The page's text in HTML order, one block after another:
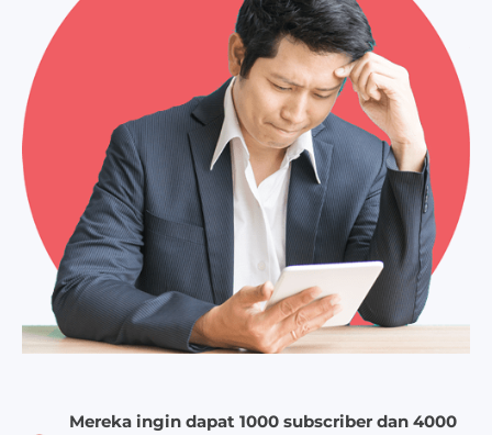
Mereka ingin dapat 1000 subscriber dan 4000